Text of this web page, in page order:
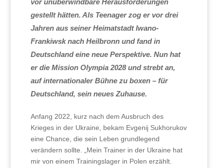
vor unüberwindbare Herausforderungen
gestellt hätten. Als Teenager zog er vor drei
Jahren aus seiner Heimatstadt Iwano-
Frankiwsk nach Heilbronn und fand in
Deutschland eine neue Perspektive. Nun hat
er die Mission Olympia 2028 und strebt an,
auf internationaler Bühne zu boxen – für
Deutschland, sein neues Zuhause.
Anfang 2022, kurz nach dem Ausbruch des
Krieges in der Ukraine, bekam Evgenij Sukhorukov
eine Chance, die sein Leben grundlegend
verändern sollte. „Mein Trainer in der Ukraine hat
mir von einem Trainingslager in Polen erzählt.